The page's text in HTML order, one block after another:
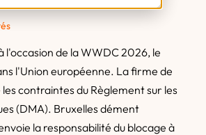
l'occasion de la WWDC 2026, le
l'Union européenne. La firme de
contraintes du Règlement sur les
(DMA). Bruxelles dément
la responsabilité du blocage à